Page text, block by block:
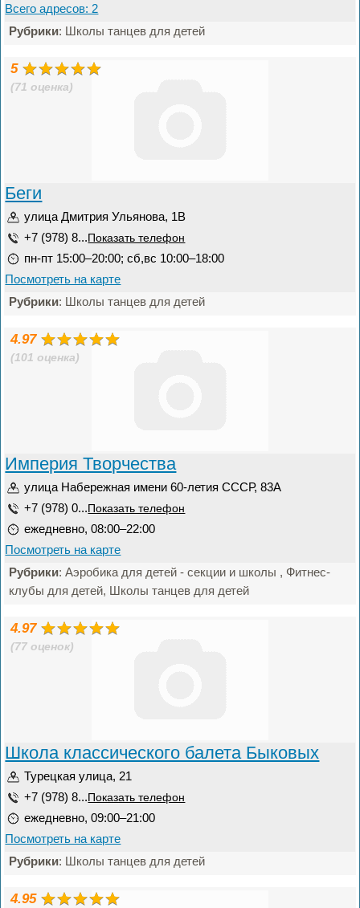
Всего адресов: 2
Рубрики: Школы танцев для детей
5
(71 оценка)
Беги
улица Дмитрия Ульянова, 1В
+7 (978) 8... Показать телефон
пн-пт 15:00–20:00; сб,вс 10:00–18:00
Посмотреть на карте
Рубрики: Школы танцев для детей
4.97
(101 оценка)
Империя Творчества
улица Набережная имени 60-летия СССР, 83А
+7 (978) 0... Показать телефон
ежедневно, 08:00–22:00
Посмотреть на карте
Рубрики: Аэробика для детей - секции и школы , Фитнес-
клубы для детей, Школы танцев для детей
4.97
(77 оценок)
Школа классического балета Быковых
Турецкая улица, 21
+7 (978) 8... Показать телефон
ежедневно, 09:00–21:00
Посмотреть на карте
Рубрики: Школы танцев для детей
4.95